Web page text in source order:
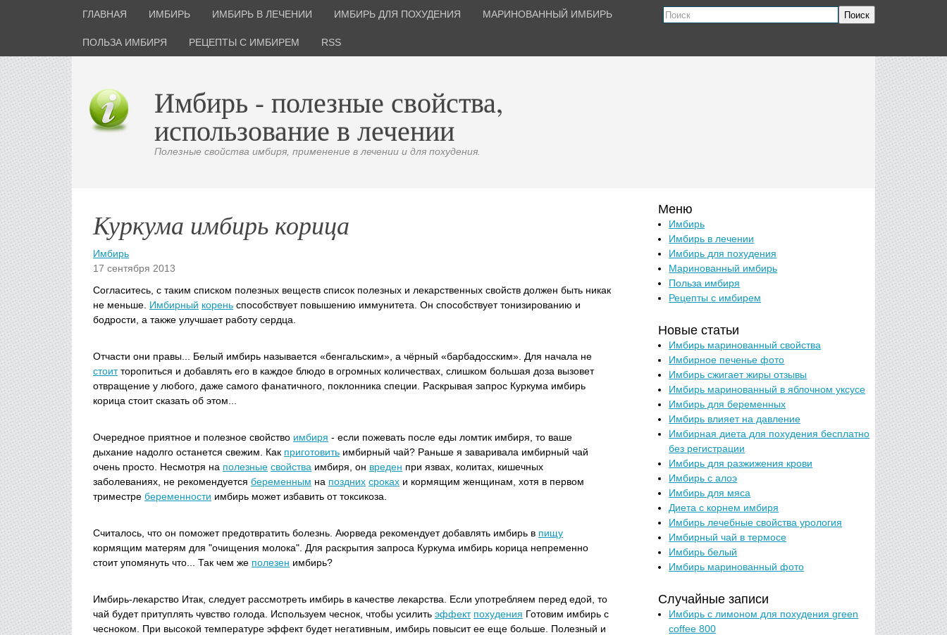
ГЛАВНАЯ ИМБИРЬ ИМБИРЬ В ЛЕЧЕНИИ ИМБИРЬ ДЛЯ ПОХУДЕНИЯ МАРИНОВАННЫЙ ИМБИРЬ
ПОЛЬЗА ИМБИРЯ РЕЦЕПТЫ С ИМБИРЕМ RSS
Поиск
Имбирь - полезные свойства,
использование в лечении
Полезные свойства имбиря, применение в лечении и для похудения.
Куркума имбирь корица
Имбирь
17 сентября 2013
Согласитесь, с таким списком полезных веществ список полезных и лекарственных свойств должен быть никак
не меньше. Имбирный корень способствует повышению иммунитета. Он способствует тонизированию и
бодрости, а также улучшает работу сердца.
Отчасти они правы...
Белый имбирь называется «бенгальским», а чёрный «барбадосским». Для начала не
стоитторопиться и добавлять его в каждое блюдо в огромных количествах, слишком большая доза вызовет
отвращение у любого, даже самого фанатичного, поклонника специи. Раскрывая запрос Куркума имбирь
корица стоит сказать об этом...
Очередное приятное и полезное свойство имбиря - если пожевать после еды ломтик имбиря, то ваше
дыхание надолго останется свежим. Как приготовить имбирный чай? Раньше я заваривала имбирный чай
очень просто. Несмотря на полезные свойства имбиря, он вреден при язвах, колитах, кишечных
заболеваниях, не рекомендуется беременным на поздних сроках и кормящим женщинам, хотя в первом
триместре беременности имбирь может избавить от токсикоза.
Считалось, что он поможет предотвратить болезнь. Аюрведа рекомендует добавлять имбирь в пищу
кормящим матерям для "очищения молока". Для раскрытия запроса Куркума имбирь корица непременно
стоит упомянуть что... Так чем же полезен имбирь?
Имбирь-лекарство Итак, следует рассмотреть имбирь в качестве лекарства. Если употребляем перед едой, то
чай будет притуплять чувство голода. Используем чеснок, чтобы усилить эффект похудения Готовим имбирь с
чесноком. При высокой температуре эффект будет негативным, имбирь повысит ее еще больше. Полезный и
Меню
Имбирь
Имбирь в лечении
Имбирь для похудения
Маринованный имбирь
Польза имбиря
Рецепты с имбирем
Новые статьи
Имбирь маринованный свойства
Имбирное печенье фото
Имбирь сжигает жиры отзывы
Имбирь маринованный в яблочном уксусе
Имбирь для беременных
Имбирь влияет на давление
Имбирная диета для похудения бесплатно
без регистрации
Имбирь для разжижения крови
Имбирь с алоэ
Имбирь для мяса
Диета с корнем имбиря
Имбирь лечебные свойства урология
Имбирный чай в термосе
Имбирь белый
Имбирь маринованный фото
Случайные записи
Имбирь с лимоном для похудения green
coffee 800